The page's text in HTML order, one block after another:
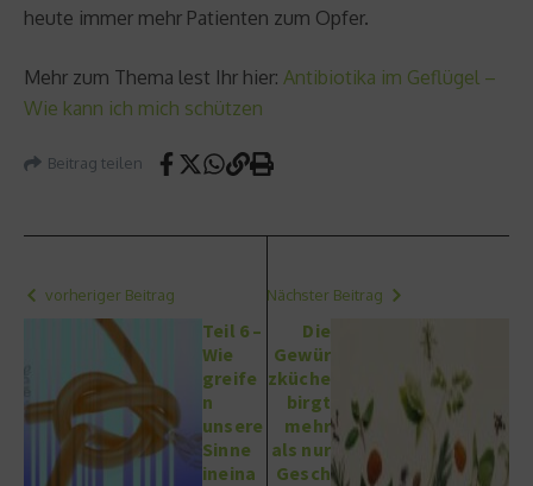
heute immer mehr Patienten zum Opfer.
Mehr zum Thema lest Ihr hier: Antibiotika im Geflügel –
Wie kann ich mich schützen
Beitrag teilen
vorheriger Beitrag
Teil 6 –
Wie
greife
n
unsere
Sinne
ineina
Nächster Beitrag
Die
Gewür
zküche
birgt
mehr
als nur
Gesch